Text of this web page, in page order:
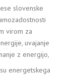
slovenske
virom za
uvajanje
z energijo,
energetskega